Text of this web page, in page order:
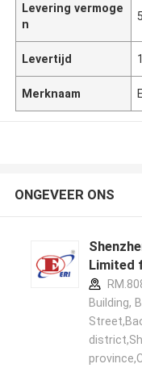
Levering vermoge
n
Levertijd
Merknaam
ONGEVEER ONS
Limited
Building,